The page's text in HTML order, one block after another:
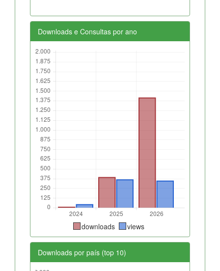
Downloads e Consultas por ano
downloads views
Downloads por país (top 10)